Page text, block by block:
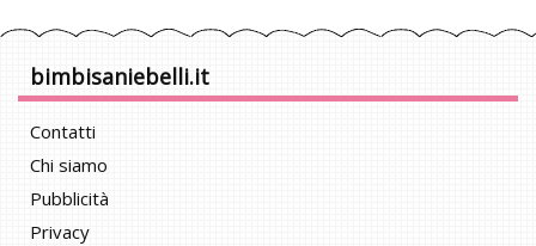
bimbisaniebelli.it
Contatti
Chi siamo
Pubblicità
Privacy